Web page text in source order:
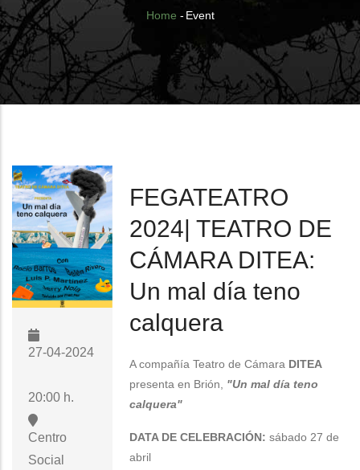
Breadcrumb
Home - Event
27-04-2024
20:00 h.
Centro
Social
FEGATEATRO
2024| TEATRO DE
CÁMARA DITEA:
Un mal día teno
calquera
A compañía Teatro de Cámara DITEA
presenta en Brión, "Un mal día teno
calquera"
DATA DE CELEBRACIÓN:sábado 27 de
abril